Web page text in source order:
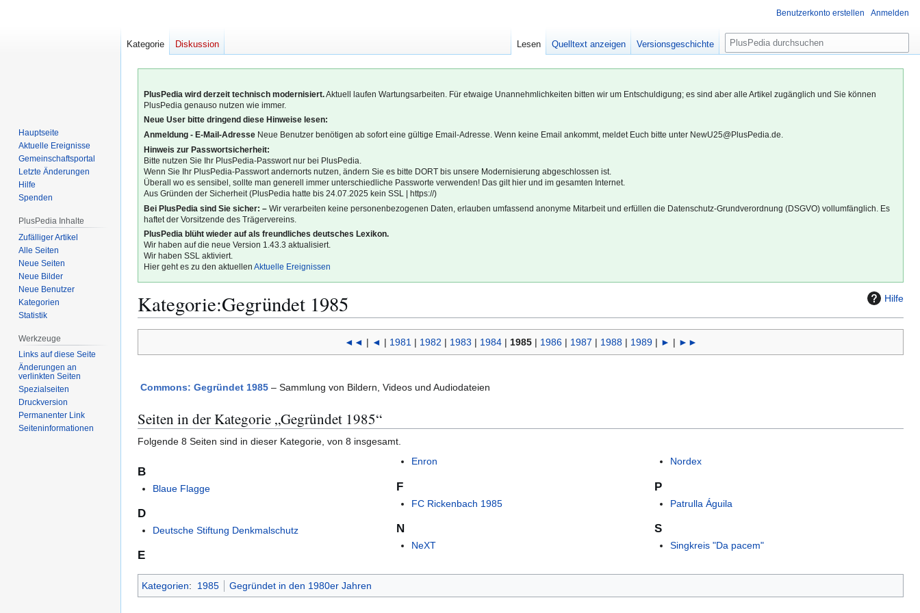
PlusPedia wird derzeit technisch modernisiert.Aktuell laufen Wartungsarbeiten. Für etwaige Unannehmlichkeiten bitten wir um Entschuldigung; es sind aber alle Artikel zugänglich und Sie können
PlusPedia genauso nutzen wie immer.
Neue User bitte dringend diese Hinweise lesen:
Anmeldung - E-Mail-Adresse Neue Benutzer benötigen ab sofort eine gültige Email-Adresse. Wenn keine Email ankommt, meldet Euch bitte unter NewU25@PlusPedia.de.
Hinweis zur Passwortsicherheit:
Bitte nutzen Sie Ihr PlusPedia-Passwort nur bei PlusPedia.
Wenn Sie Ihr PlusPedia-Passwort andernorts nutzen, ändern Sie es bitte DORT bis unsere Modernisierung abgeschlossen ist.
Überall wo es sensibel, sollte man generell immer unterschiedliche Passworte verwenden! Das gilt hier und im gesamten Internet.
Aus Gründen der Sicherheit (PlusPedia hatte bis 24.07.2025 kein SSL | https://)
Bei PlusPedia sind Sie sicher: – Wir verarbeiten keine personenbezogenen Daten, erlauben umfassend anonyme Mitarbeit und erfüllen die Datenschutz-Grundverordnung (DSGVO) vollumfänglich. Es
haftet der Vorsitzende des Trägervereins.
PlusPedia blüht wieder auf als freundliches deutsches Lexikon.
Wir haben auf die neue Version 1.43.3 aktualisiert.
Wir haben SSL aktiviert.
Hier geht es zu den aktuellenAktuelle Ereignissen
Hilfe
Kategorie:Gegründet 1985
◄◄ | ◄ | 1981 | 1982 | 1983 | 1984| 1985| 1986| 1987 | 1988| 1989| ► | ►►
Commons: Gegründet 1985 – Sammlung von Bildern, Videos und Audiodateien
Seiten in der Kategorie „Gegründet 1985“
Folgende 8 Seiten sind in dieser Kategorie, von 8 insgesamt.
B
Blaue Flagge
D
Deutsche Stiftung Denkmalschutz
E
Enron
F
FC Rickenbach 1985
N
NeXT
Nordex
P
Patrulla Águila
S
Singkreis "Da pacem"
Kategorien: 1985 Gegründet in den 1980er Jahren
Benutzerkonto erstellen Anmelden
Kategorie Diskussion Lesen Quelltext anzeigen Versionsgeschichte
S
u
c
e
Hauptseite
Aktuelle Ereignisse
Gemeinschafts­portal
Letzte Änderungen
Hilfe
Spenden
PlusPedia Inhalte
Zufälliger Artikel
Alle Seiten
Neue Seiten
Neue Bilder
Neue Benutzer
Kategorien
Statistik
Werkzeuge
Links auf diese Seite
Änderungen an
verlinkten Seiten
Spezialseiten
Druckversion
Permanenter Link
Seiten­­informationen